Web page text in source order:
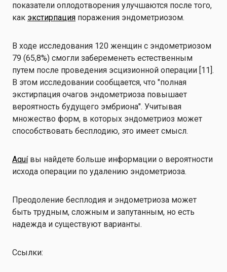
показатели оплодотворения улучшаются после того,
как экстирпация поражения эндометриозом.
В ходе исследования 120 женщин с эндометриозом
79 (65,8%) смогли забеременеть естественным
путем после проведения эсцизионной операции [11].
В этом исследовании сообщается, что "полная
экстирпация очагов эндометриоза повышает
вероятность будущего эмбриона". Учитывая
множество форм, в которых эндометриоз может
способствовать бесплодию, это имеет смысл.
Aquíвы найдете больше информации о вероятности
исхода операции по удалению эндометриоза.
Преодоление бесплодия и эндометриоза может
быть трудным, сложным и запутанным, но есть
надежда и существуют варианты.
Ссылки: